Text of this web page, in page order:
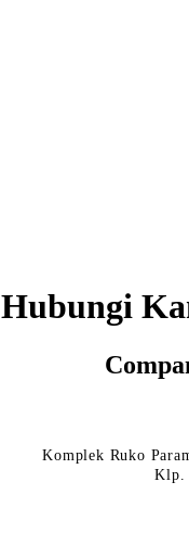
Hubungi
Komplek Ruko
Klp.